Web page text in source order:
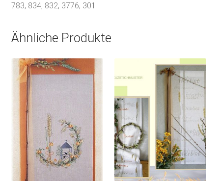
783, 834, 832, 3776, 301
Ähnliche Produkte